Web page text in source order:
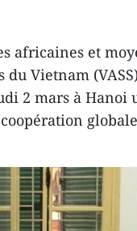
africaines et
Vietnam
2 mars à Hanoi